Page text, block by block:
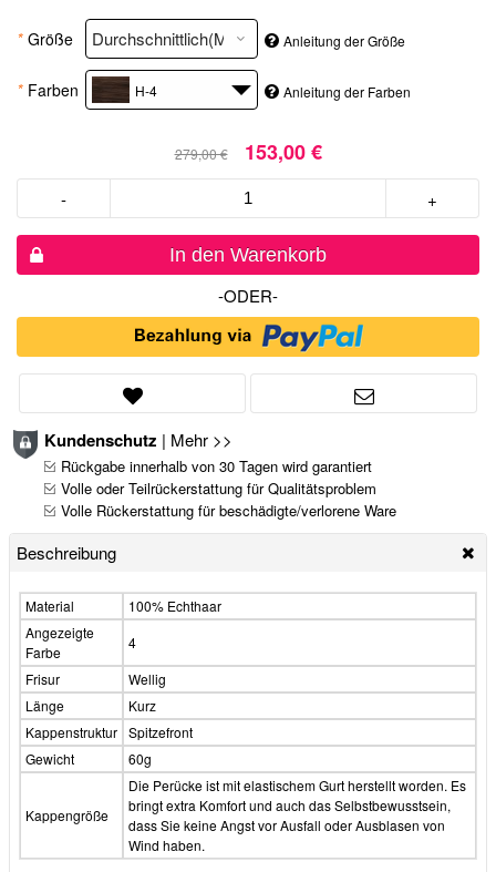
* Größe Anleitung der Größe
* Farben H-4 Anleitung der Farben
279,00 € 153,00 €
- +
In den Warenkorb
-ODER-
Kundenschutz | Mehr >>
Rückgabe innerhalb von 30 Tagen wird garantiert
Volle oder Teilrückerstattung für Qualitätsproblem
Volle Rückerstattung für beschädigte/verlorene Ware
Beschreibung
Material
100% Echthaar
Angezeigte
Farbe
4
Frisur
Wellig
Länge
Kurz
Kappenstruktur Spitzefront
Gewicht
60g
Kappengröße
Die Perücke ist mit elastischem Gurt herstellt worden. Es
bringt extra Komfort und auch das Selbstbewusstsein,
dass Sie keine Angst vor Ausfall oder Ausblasen von
Wind haben.